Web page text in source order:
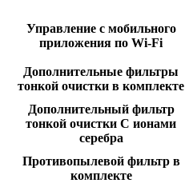
Управление c мобильного
приложения по Wi-Fi
Дополнительные фильтры
тонкой очистки в комплекте
Дополнительный фильтр
тонкой очистки С ионами
серебра
Противопылевой фильтр в
комплекте